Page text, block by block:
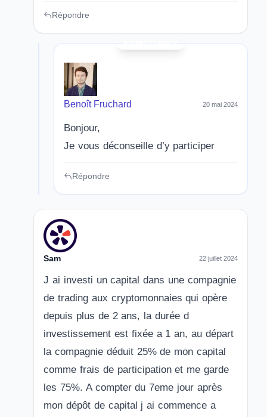
Répondre
Benoît Fruchard 20 mai 2024
Bonjour,
Je vous déconseille d’y participer
Répondre
Sam 22 juillet 2024
J ai investi un capital dans une compagnie
de trading aux cryptomonnaies qui opère
depuis plus de 2 ans, la durée d
investissement est fixée a 1 an, au départ
la compagnie déduit 25% de mon capital
comme frais de participation et me garde
les 75%. A compter du 7eme jour après
mon dépôt de capital j ai commence a